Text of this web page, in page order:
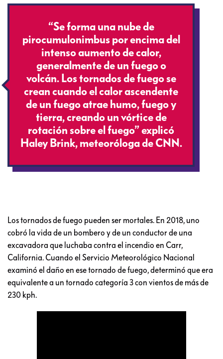
“Se forma una nube de
pirocumulonimbus por encima del
intenso aumento de calor,
generalmente de un fuego o
volcán. Los tornados de fuego se
crean cuando el calor ascendente
de un fuego atrae humo, fuego y
tierra, creando un vórtice de
rotación sobre el fuego” explicó
Haley Brink, meteoróloga de CNN.
Los tornados de fuego pueden ser mortales. En 2018, uno
cobró la vida de un bombero y de un conductor de una
excavadora que luchaba contra el incendio en Carr,
California. Cuando el Servicio Meteorológico Nacional
examinó el daño en ese tornado de fuego, determinó que era
equivalente a un tornado categoría 3 con vientos de más de
230 kph.